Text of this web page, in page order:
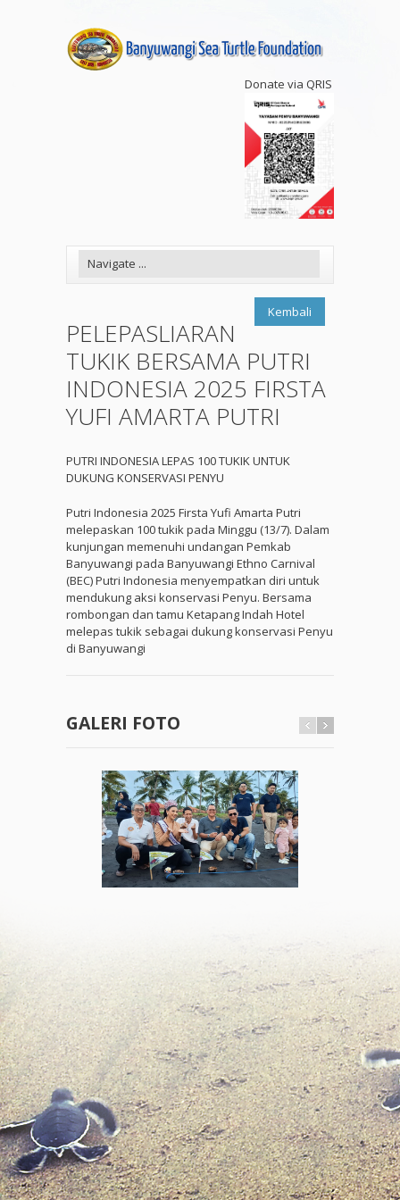
Donate via QRIS
Kembali
PELEPASLIARAN
TUKIK BERSAMA PUTRI
INDONESIA 2025 FIRSTA
YUFI AMARTA PUTRI
PUTRI INDONESIA LEPAS 100 TUKIK UNTUK
DUKUNG KONSERVASI PENYU
Putri Indonesia 2025 Firsta Yufi Amarta Putri
melepaskan 100 tukik pada Minggu (13/7). Dalam
kunjungan memenuhi undangan Pemkab
Banyuwangi pada Banyuwangi Ethno Carnival
(BEC) Putri Indonesia menyempatkan diri untuk
mendukung aksi konservasi Penyu. Bersama
rombongan dan tamu Ketapang Indah Hotel
melepas tukik sebagai dukung konservasi Penyu
di Banyuwangi
GALERI FOTO